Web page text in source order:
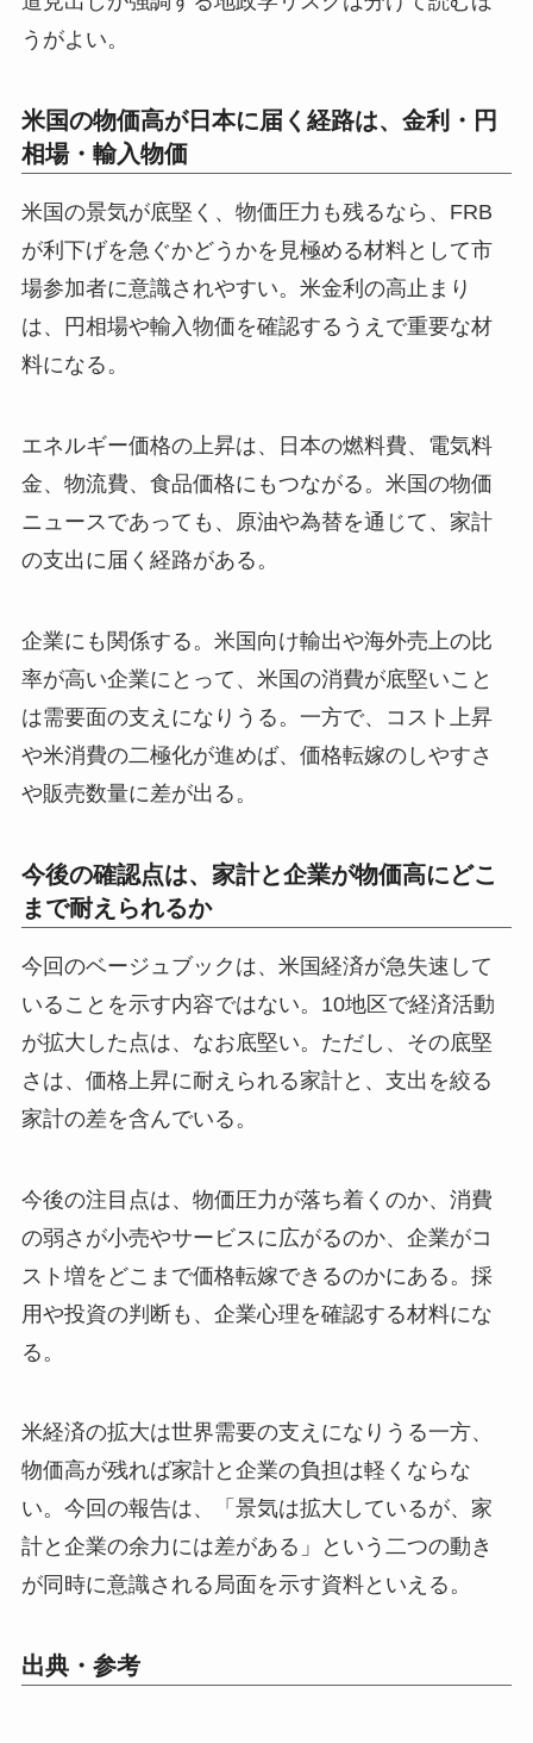
うがよい。
米国の物価高が日本に届く経路は、金利・円
相場・輸入物価
米国の景気が底堅く、物価圧力も残るなら、FRB
が利下げを急ぐかどうかを見極める材料として市
場参加者に意識されやすい。米金利の高止まり
は、円相場や輸入物価を確認するうえで重要な材
料になる。
エネルギー価格の上昇は、日本の燃料費、電気料
金、物流費、食品価格にもつながる。米国の物価
ニュースであっても、原油や為替を通じて、家計
の支出に届く経路がある。
企業にも関係する。米国向け輸出や海外売上の比
率が高い企業にとって、米国の消費が底堅いこと
は需要面の支えになりうる。一方で、コスト上昇
や米消費の二極化が進めば、価格転嫁のしやすさ
や販売数量に差が出る。
今後の確認点は、家計と企業が物価高にどこ
まで耐えられるか
今回のベージュブックは、米国経済が急失速して
いることを示す内容ではない。10地区で経済活動
が拡大した点は、なお底堅い。ただし、その底堅
さは、価格上昇に耐えられる家計と、支出を絞る
家計の差を含んでいる。
今後の注目点は、物価圧力が落ち着くのか、消費
の弱さが小売やサービスに広がるのか、企業がコ
スト増をどこまで価格転嫁できるのかにある。採
用や投資の判断も、企業心理を確認する材料にな
る。
米経済の拡大は世界需要の支えになりうる一方、
物価高が残れば家計と企業の負担は軽くならな
い。今回の報告は、「景気は拡大しているが、家
計と企業の余力には差がある」という二つの動き
が同時に意識される局面を示す資料といえる。
出典・参考